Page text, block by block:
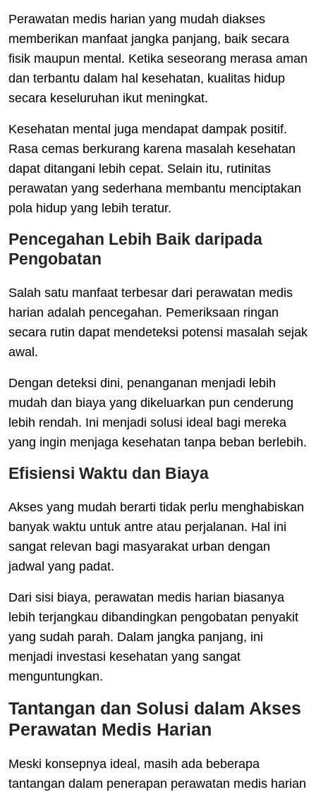
Perawatan medis harian yang mudah diakses
memberikan manfaat jangka panjang, baik secara
fisik maupun mental. Ketika seseorang merasa aman
dan terbantu dalam hal kesehatan, kualitas hidup
secara keseluruhan ikut meningkat.
Kesehatan mental juga mendapat dampak positif.
Rasa cemas berkurang karena masalah kesehatan
dapat ditangani lebih cepat. Selain itu, rutinitas
perawatan yang sederhana membantu menciptakan
pola hidup yang lebih teratur.
Pencegahan Lebih Baik daripada
Pengobatan
Salah satu manfaat terbesar dari perawatan medis
harian adalah pencegahan. Pemeriksaan ringan
secara rutin dapat mendeteksi potensi masalah sejak
awal.
Dengan deteksi dini, penanganan menjadi lebih
mudah dan biaya yang dikeluarkan pun cenderung
lebih rendah. Ini menjadi solusi ideal bagi mereka
yang ingin menjaga kesehatan tanpa beban berlebih.
Efisiensi Waktu dan Biaya
Akses yang mudah berarti tidak perlu menghabiskan
banyak waktu untuk antre atau perjalanan. Hal ini
sangat relevan bagi masyarakat urban dengan
jadwal yang padat.
Dari sisi biaya, perawatan medis harian biasanya
lebih terjangkau dibandingkan pengobatan penyakit
yang sudah parah. Dalam jangka panjang, ini
menjadi investasi kesehatan yang sangat
menguntungkan.
Tantangan dan Solusi dalam Akses
Perawatan Medis Harian
Meski konsepnya ideal, masih ada beberapa
tantangan dalam penerapan perawatan medis harian